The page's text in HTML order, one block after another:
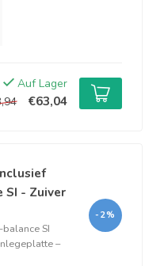
Auf Lager
€63,04
SI - Zuiver
SI
–
-2%